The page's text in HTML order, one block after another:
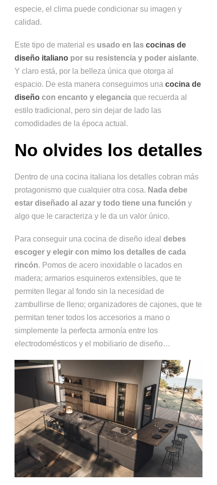
especie, el clima puede condicionar su imagen y
calidad.
Este tipo de material es usado en las cocinas de
diseño italiano por su resistencia y poder aislante.
Y claro está, por la belleza única que otorga al
espacio. De esta manera conseguimos una cocina de
diseño con encanto y elegancia que recuerda al
estilo tradicional, pero sin dejar de lado las
comodidades de la época actual.
No olvides los detalles
Dentro de una cocina italiana los detalles cobran más
protagonismo que cualquier otra cosa. Nada debe
estar diseñado al azar y todo tiene una función y
algo que le caracteriza y le da un valor único.
Para conseguir una cocina de diseño ideal debes
escoger y elegir con mimo los detalles de cada
rincón. Pomos de acero inoxidable o lacados en
madera; armarios esquineros extensibles, que te
permiten llegar al fondo sin la necesidad de
zambullirse de lleno; organizadores de cajones, que te
permitan tener todos los accesorios a mano o
simplemente la perfecta armonía entre los
electrodomésticos y el mobiliario de diseño…